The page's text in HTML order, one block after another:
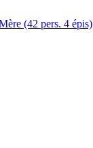
(42 pers. 4 épis)